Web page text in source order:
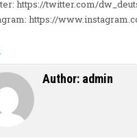
https://twitter.com/
https://
Author: admin